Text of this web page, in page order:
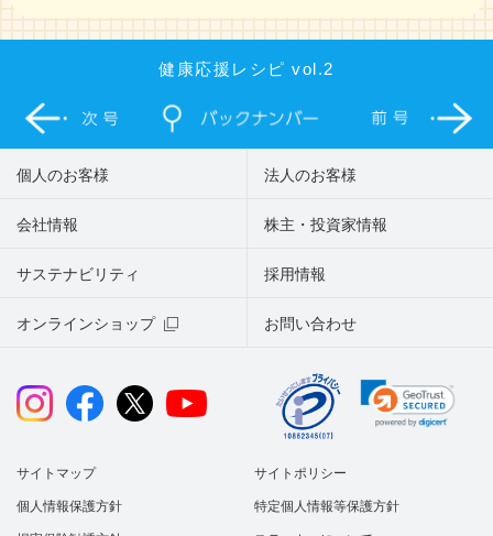
健康応援レシピ vol.2
個人のお客様 法人のお客様
会社情報 株主・投資家情報
サステナビリティ
オンラインショップ お問い合わせ
採用情報
サイトマップ サイトポリシー
個人情報保護方針 特定個人情報等保護方針